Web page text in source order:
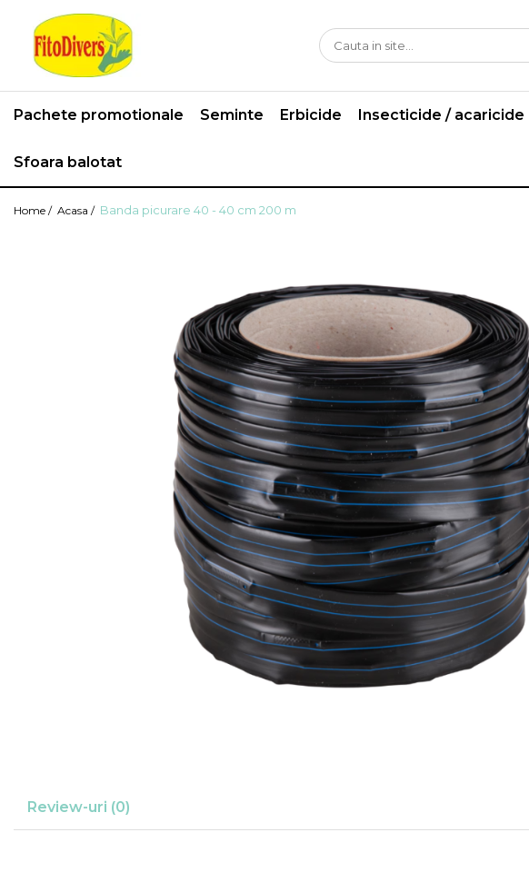
Pachete promotionale Seminte Erbicide Insecticide / acaricide
Sfoara balotat
Home / Acasa / Banda picurare 40 - 40 cm 200 m
Review-uri (0)